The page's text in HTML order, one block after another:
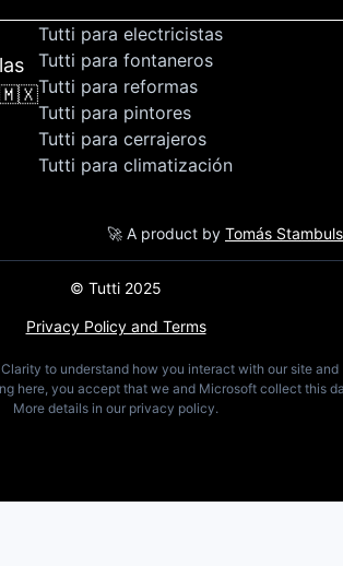
🇲🇽
Tutti para electricistas
Tutti para fontaneros
Tutti para reformas
Tutti para pintores
Tutti para cerrajeros
Tutti para climatización
🚀 A product by Tomás
© Tutti 2025
Privacy Policy and Terms
to understand how you interact with our site and
here, you accept that we and Microsoft collect this
More details in our privacy policy.